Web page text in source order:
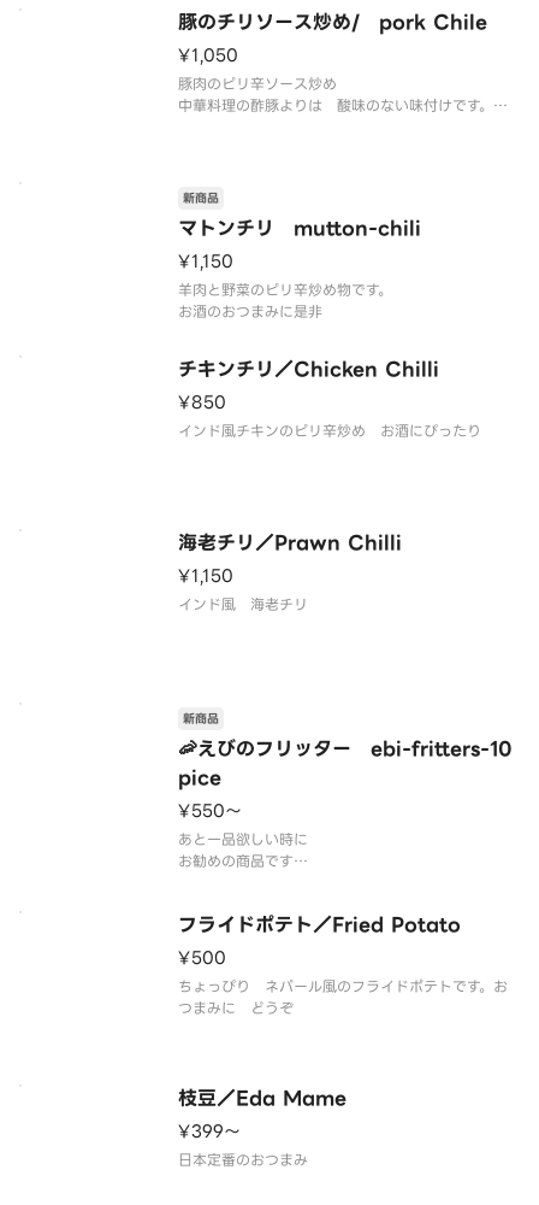
豚のチリソース炒め/ pork Chile
¥1,050
豚肉のピリ辛ソース炒め
中華料理の酢豚よりは 酸味のない味付けです。
マトンチリ mutton-chili
新商品
¥1,150
羊肉と野菜のピリ辛炒め物です。
お酒のおつまみに是非
チキンチリ／Chicken Chilli
¥850
インド風チキンのピリ辛炒め お酒にぴったり
海老チリ／Prawn Chilli
¥1,150
インド風 海老チリ
🦐えびのフリッター ebi-fritters-10
pice
新商品
¥550〜
あと一品欲しい時に
お勧めの商品です
フライドポテト／Fried Potato
¥500
ちょっぴり ネパール風のフライドポテトです。お
つまみに どうぞ
枝豆／Eda Mame
¥399〜
日本定番のおつまみ